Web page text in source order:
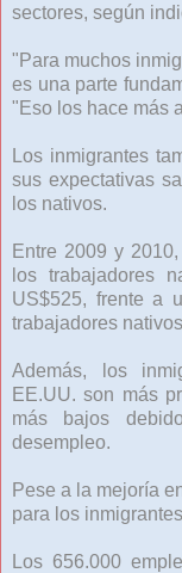
sectores, según
"Para muchos
es una parte
"Eso los hace más
Los inmigrantes
sus expectativas
los nativos.
Entre 2009 y
los trabajadores
US$525, frente a
trabajadores
Además, los
EE.UU. son más
más bajos
desempleo.
Pese a la mejoría
para los
Los 656.000